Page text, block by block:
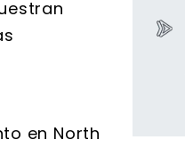
en North